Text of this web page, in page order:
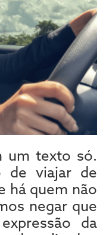
um texto só.
de viajar de
há quem não
negar que
da